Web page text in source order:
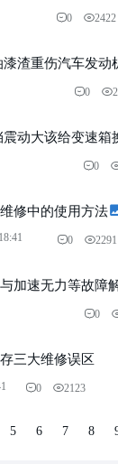
0 2422
渣重伤汽车发动
0
动大该给变速箱
0
修中的使用方法
0 2291
加速无力等故障
0
三大维修误区
0 2123
5 6 7 8